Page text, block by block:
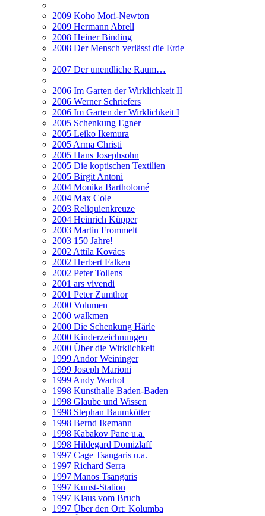
2009 Koho Mori-Newton
2009 Hermann Abrell
2008 Heiner Binding
2008 Der Mensch verlässt die Erde
2007 Der unendliche Raum…
2006 Im Garten der Wirklichkeit II
2006 Werner Schriefers
2006 Im Garten der Wirklichkeit I
2005 Schenkung Egner
2005 Leiko Ikemura
2005 Arma Christi
2005 Hans Josephsohn
2005 Die koptischen Textilien
2005 Birgit Antoni
2004 Monika Bartholomé
2004 Max Cole
2003 Reliquienkreuze
2004 Heinrich Küpper
2003 Martin Frommelt
2003 150 Jahre!
2002 Attila Kovács
2002 Herbert Falken
2002 Peter Tollens
2001 ars vivendi
2001 Peter Zumthor
2000 Volumen
2000 walkmen
2000 Die Schenkung Härle
2000 Kinderzeichnungen
2000 Über die Wirklichkeit
1999 Andor Weininger
1999 Joseph Marioni
1999 Andy Warhol
1998 Kunsthalle Baden-Baden
1998 Glaube und Wissen
1998 Stephan Baumkötter
1998 Bernd Ikemann
1998 Kabakov Pane u.a.
1998 Hildegard Domizlaff
1997 Cage Tsangaris u.a.
1997 Richard Serra
1997 Manos Tsangaris
1997 Kunst-Station
1997 Klaus vom Bruch
1997 Über den Ort: Kolumba